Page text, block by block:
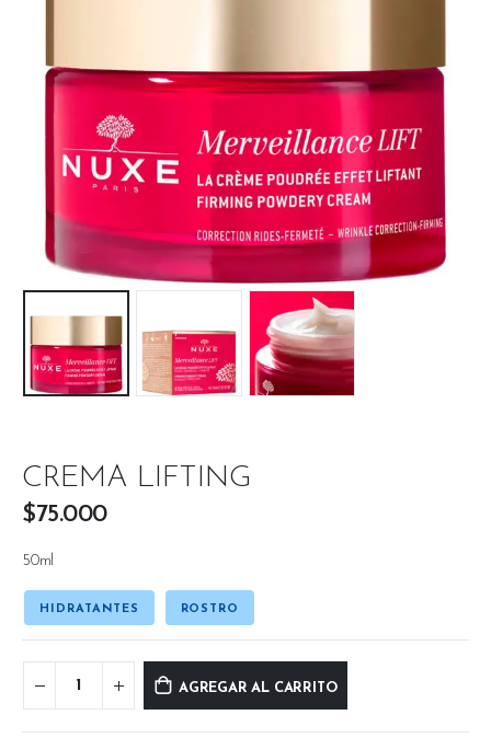
CREMA LIFTING
$75.000
50ml
HIDRATANTES ROSTRO
AGREGAR AL CARRITO